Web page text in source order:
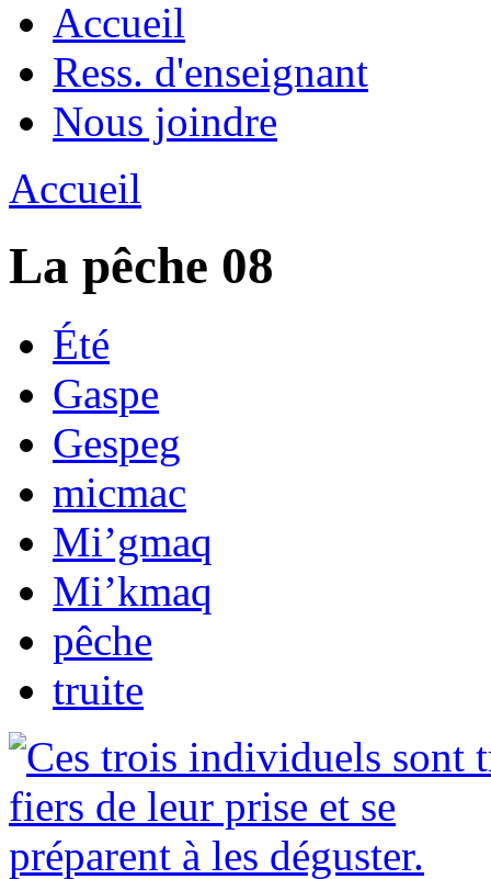
Accueil
Ress. d'enseignant
Nous joindre
Accueil
La pêche 08
Été
Gaspe
Gespeg
micmac
Mi’gmaq
Mi’kmaq
pêche
truite